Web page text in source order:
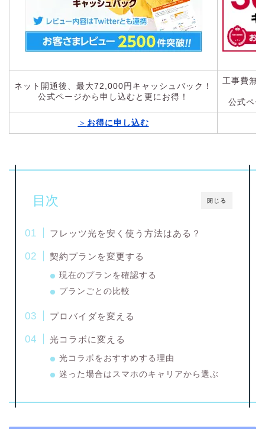
ネット開通後、最大72,000円キャッシュバック！
公式ページから申し込むと更にお得！
工事費無
公式ペ
＞ お得に申し込む
閉じる
目次
フレッツ光を安く使う方法はある？
契約プランを変更する
現在のプランを確認する
プランごとの比較
プロバイダを変える
光コラボに変える
光コラボをおすすめする理由
迷った場合はスマホのキャリアから選ぶ